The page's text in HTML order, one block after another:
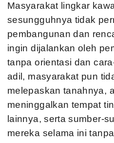
Masyarakat lingkar
sesungguhnya tidak
pembangunan dan
ingin dijalankan oleh
tanpa orientasi dan
adil, masyarakat pun
melepaskan tanahnya,
meninggalkan tempat
lainnya, serta sumber-
mereka selama ini